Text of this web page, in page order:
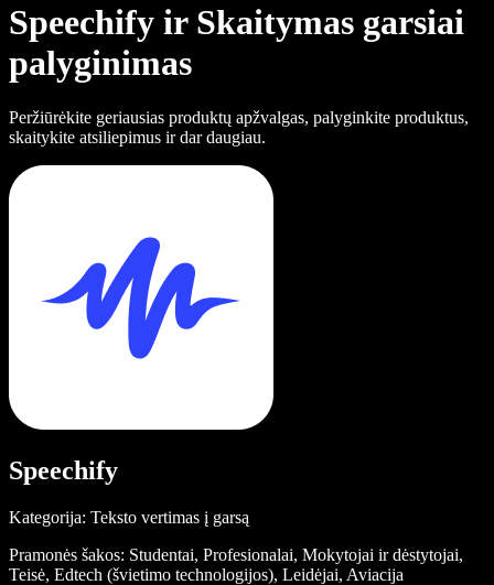
Speechify ir Skaitymas garsiai
palyginimas
Peržiūrėkite geriausias produktų apžvalgas, palyginkite produktus,
skaitykite atsiliepimus ir dar daugiau.
Speechify
Kategorija: Teksto vertimas į garsą
Pramonės šakos: Studentai, Profesionalai, Mokytojai ir dėstytojai,
Teisė, Edtech (švietimo technologijos), Leidėjai, Aviacija